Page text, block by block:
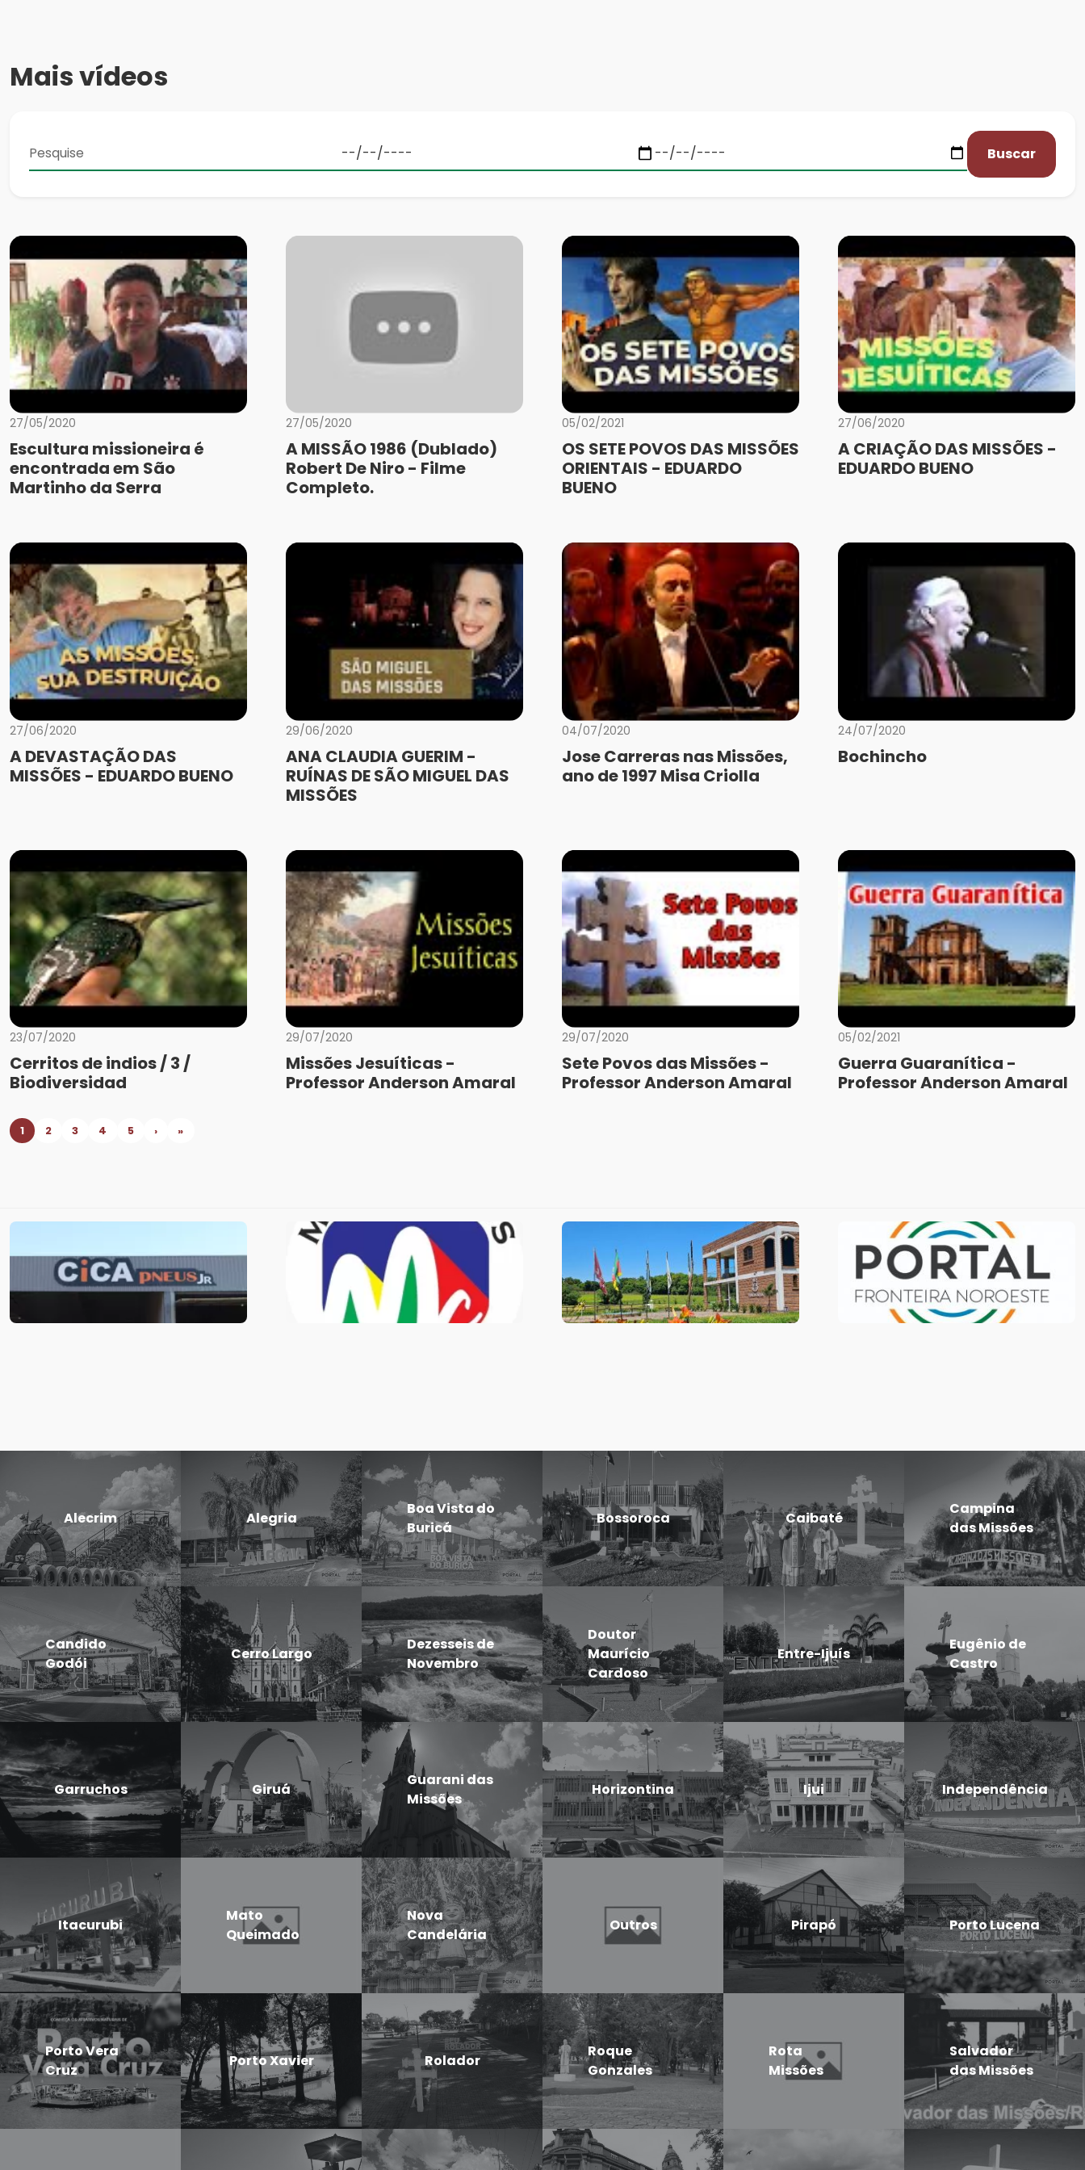
Mais vídeos
Buscar
27/05/2020
Escultura missioneira é
encontrada em São
Martinho da Serra
27/05/2020
A MISSÃO 1986 (Dublado)
Robert De Niro - Filme
Completo.
05/02/2021
OS SETE POVOS DAS MISSÕES
ORIENTAIS - EDUARDO
BUENO
27/06/2020
A CRIAÇÃO DAS MISSÕES -
EDUARDO BUENO
27/06/2020
A DEVASTAÇÃO DAS
MISSÕES - EDUARDO BUENO
29/06/2020
ANA CLAUDIA GUERIM -
RUÍNAS DE SÃO MIGUEL DAS
MISSÕES
04/07/2020
Jose Carreras nas Missões,
ano de 1997 Misa Criolla
24/07/2020
Bochincho
23/07/2020
Cerritos de indios / 3 /
Biodiversidad
29/07/2020
Missões Jesuíticas -
Professor Anderson Amaral
29/07/2020
Sete Povos das Missões -
Professor Anderson Amaral
05/02/2021
Guerra Guaranítica -
Professor Anderson Amaral
1 2 3 4 5 › »
Alecrim Alegria
Boa Vista do
Buricá
Bossoroca Caibaté
Campina
das Missões
Candido
Godói
Cerro Largo
Dezesseis de
Novembro
Doutor
Maurício
Cardoso
Entre-Ijuís
Eugênio de
Castro
Garruchos Giruá
Guarani das
Missões
Horizontina Ijui Independência
Itacurubi
Mato
Queimado
Nova
Candelária
Outros Pirapó Porto Lucena
Porto Vera
Cruz
Porto Xavier Rolador
Roque
Gonzales
Rota
Missões
Salvador
das Missões